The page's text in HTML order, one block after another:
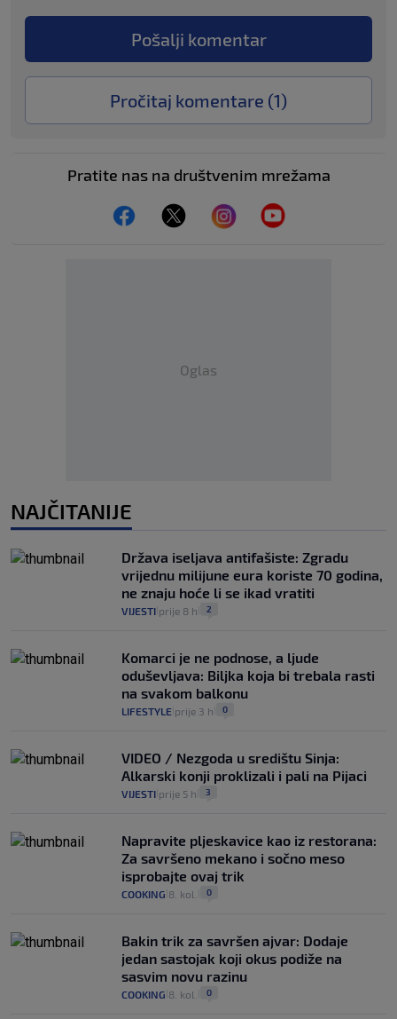
Pošalji komentar
Pročitaj komentare (1)
Pratite nas na društvenim mrežama
Oglas
NAJČITANIJE
Država iseljava antifašiste: Zgradu
vrijednu milijune eura koriste 70 godina,
ne znaju hoće li se ikad vratiti
VIJESTI prije 8 h 2
Komarci je ne podnose, a ljude
oduševljava: Biljka koja bi trebala rasti
na svakom balkonu
LIFESTYLE prije 3 h 0
VIDEO / Nezgoda u središtu Sinja:
Alkarski konji proklizali i pali na Pijaci
VIJESTI prije 5 h 3
Napravite pljeskavice kao iz restorana:
Za savršeno mekano i sočno meso
isprobajte ovaj trik
COOKING 8. kol. 0
Bakin trik za savršen ajvar: Dodaje
jedan sastojak koji okus podiže na
sasvim novu razinu
COOKING 8. kol. 0